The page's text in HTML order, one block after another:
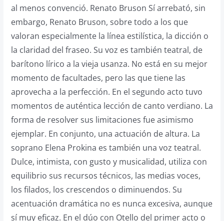
al menos convenció. Renato Bruson Sí arrebató, sin
embargo, Renato Bruson, sobre todo a los que
valoran especialmente la línea estilística, la dicción o
la claridad del fraseo. Su voz es también teatral, de
barítono lírico a la vieja usanza. No está en su mejor
momento de facultades, pero las que tiene las
aprovecha a la perfección. En el segundo acto tuvo
momentos de auténtica lección de canto verdiano. La
forma de resolver sus limitaciones fue asimismo
ejemplar. En conjunto, una actuación de altura. La
soprano Elena Prokina es también una voz teatral.
Dulce, intimista, con gusto y musicalidad, utiliza con
equilibrio sus recursos técnicos, las medias voces,
los filados, los crescendos o diminuendos. Su
acentuación dramática no es nunca excesiva, aunque
sí muy eficaz. En el dúo con Otello del primer acto o